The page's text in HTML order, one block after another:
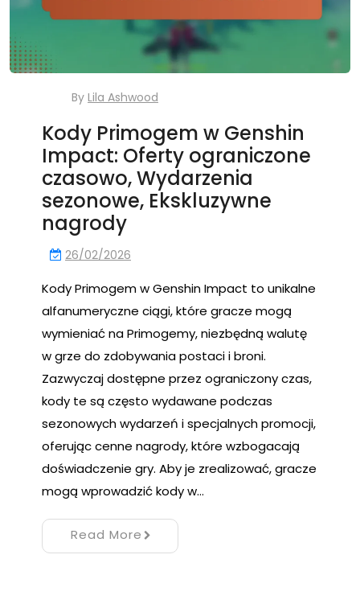
By Lila Ashwood
Kody Primogem w Genshin
Impact: Oferty ograniczone
czasowo, Wydarzenia
sezonowe, Ekskluzywne
nagrody
26/02/2026
Kody Primogem w Genshin Impact to unikalne
alfanumeryczne ciągi, które gracze mogą
wymieniać na Primogemy, niezbędną walutę
w grze do zdobywania postaci i broni.
Zazwyczaj dostępne przez ograniczony czas,
kody te są często wydawane podczas
sezonowych wydarzeń i specjalnych promocji,
oferując cenne nagrody, które wzbogacają
doświadczenie gry. Aby je zrealizować, gracze
mogą wprowadzić kody w…
Read More